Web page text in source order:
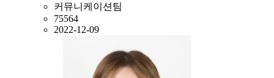
커뮤니케이션팀
75564
2022-12-09